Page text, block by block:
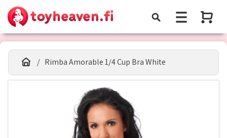
Rimba Amorable 1/4 Cup Bra White